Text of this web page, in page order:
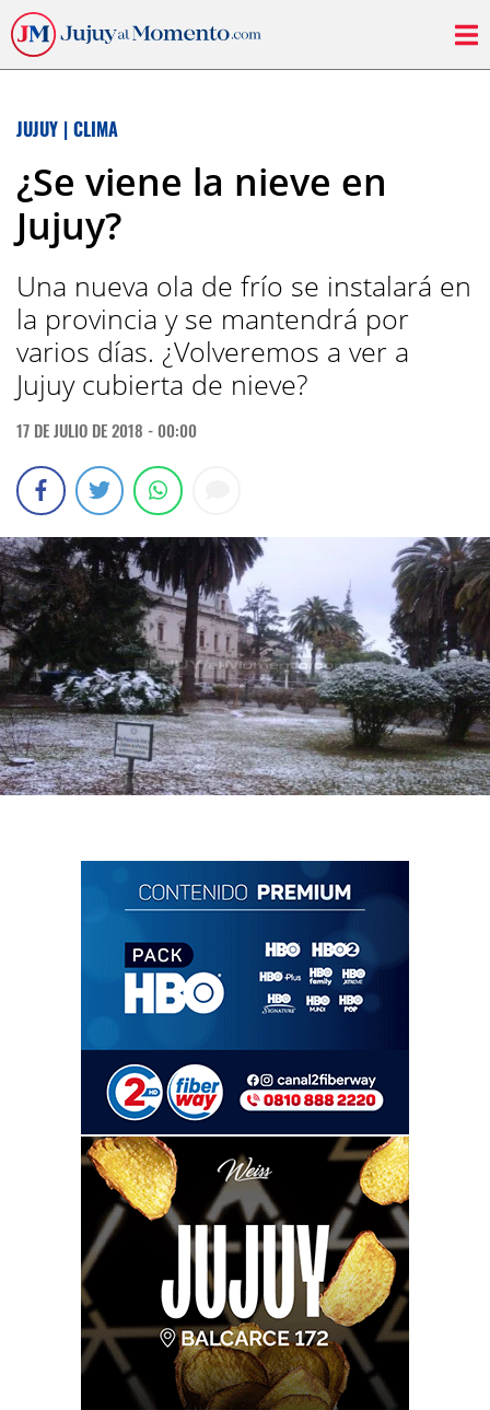
JUJUY | CLIMA
¿Se viene la nieve en
Jujuy?
Una nueva ola de frío se instalará en
la provincia y se mantendrá por
varios días. ¿Volveremos a ver a
Jujuy cubierta de nieve?
17 DE JULIO DE 2018 - 00:00